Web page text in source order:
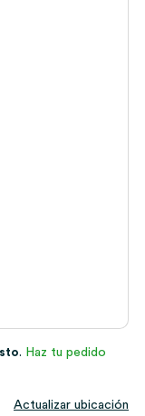
. Haz tu pedido
Actualizar ubicación